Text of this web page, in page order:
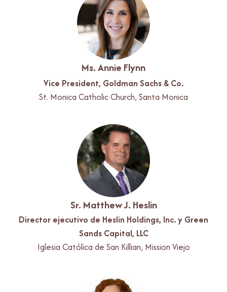
Ms. Annie Flynn
Vice President, Goldman Sachs & Co.
St. Monica Catholic Church, Santa Monica
Sr. Matthew J. Heslin
Director ejecutivo de Heslin Holdings, Inc. y Green
Sands Capital, LLC
Iglesia Católica de San Killian, Mission Viejo